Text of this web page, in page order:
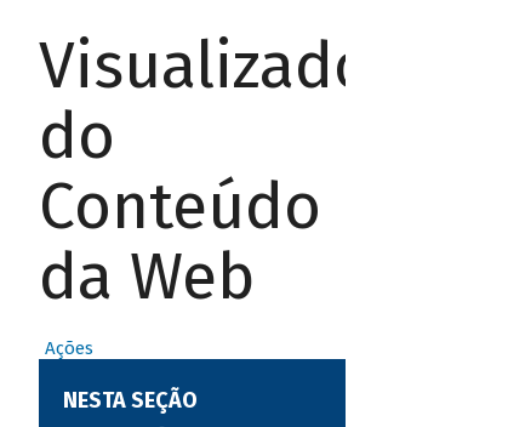
Visualizador
do
Conteúdo
da Web
Ações
NESTA SEÇÃO